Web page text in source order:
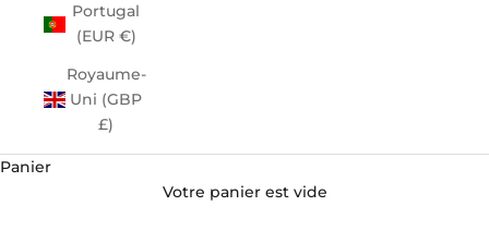
Portugal
(EUR €)
Royaume-
Uni (GBP
£)
Panier
Votre panier est vide